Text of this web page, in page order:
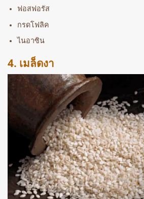
ฟอสฟอรัส
กรดโฟลิค
ไนอาซิน
4. เมล็ดงา